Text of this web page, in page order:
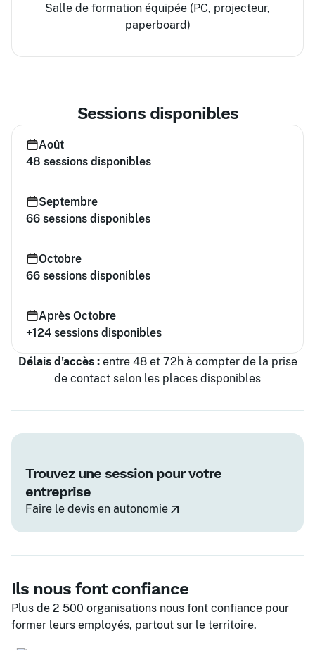
Salle de formation équipée (PC, projecteur,
paperboard)
Sessions disponibles
Août
48 sessions disponibles
Septembre
66 sessions disponibles
Octobre
66 sessions disponibles
Après Octobre
+124 sessions disponibles
Délais d'accès :entre 48 et 72h à compter de la prise
de contact selon les places disponibles
Trouvez une session pour votre
entreprise
Faire le devis en autonomie
Ils nous font confiance
Plus de 2 500 organisations nous font confiance pour
former leurs employés, partout sur le territoire.